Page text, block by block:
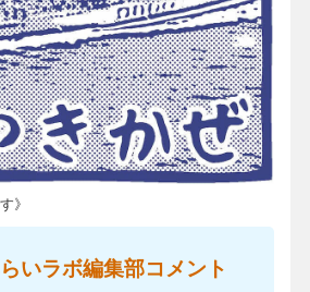
》
いラボ編集部コメント